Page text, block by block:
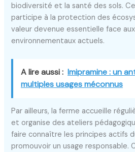
biodiversité et la santé des sols.
participe à la protection des
valeur devenue essentielle face
environnementaux actuels.
A lire aussi : Imipramine : un
multiples usages méconnus
Par ailleurs, la ferme accueille
et organise des ateliers
faire connaître les principes actifs
promouvoir un usage responsable.